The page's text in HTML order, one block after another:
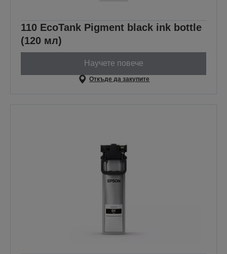
110 EcoTank Pigment black ink bottle
(120 мл)
Научете повече
Откъде да закупите